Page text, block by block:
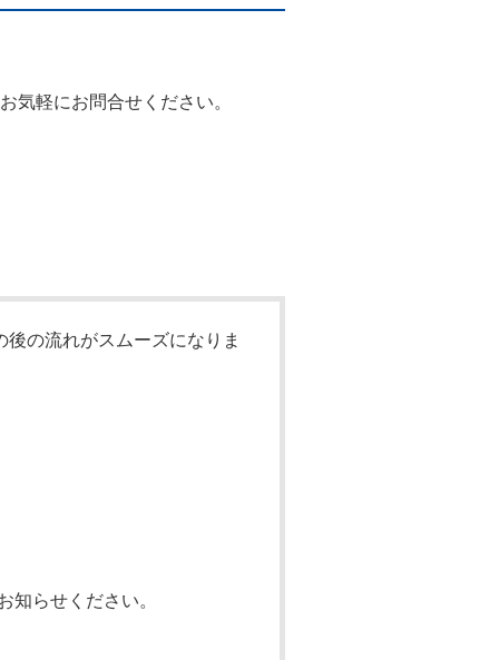
気軽にお問合せください。
の流れがスムーズになりま
知らせください。